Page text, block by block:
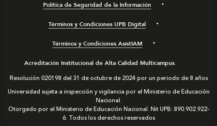
Política de Seguridad de la Información
Términos y Condiciones UPB Digital
Términos y Condiciones AsistIAM
Acreditación Institucional de Alta Calidad Multicampus.
Resolución 020198 del 31 de octubre de 2024 por un periodo de 8 años
Universidad sujeta a inspección y vigilancia por el Ministerio de Educación
Nacional.
Otorgado por el Ministerio de Educación Nacional. Nit UPB: 890.902.922-
6. Todos los derechos reservados